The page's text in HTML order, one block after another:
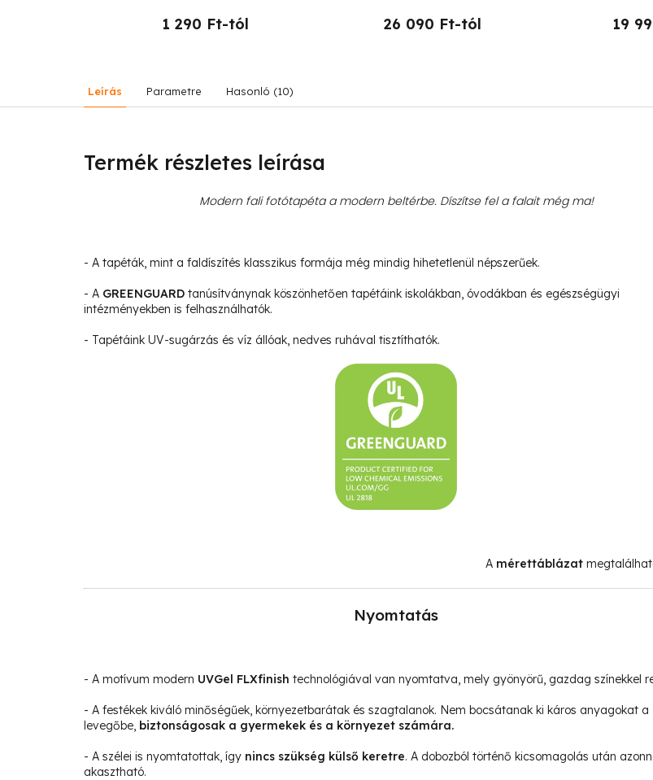
1 290 Ft-tól 26 090 Ft-tól 19
Leírás Parametre Hasonló (10)
Termék részletes leírása
Modern fali fotótapéta a modern beltérbe. Díszítse fel a falait még ma!
- A tapéták, mint a faldíszítés klasszikus formája még mindig hihetetlenül népszerűek.
- A GREENGUARD tanúsítványnak köszönhetően tapétáink iskolákban, óvodákban és egészségügyi
intézményekben is felhasználhatók.
- Tapétáink UV-sugárzás és víz állóak, nedves ruhával tisztíthatók.
A mérettáblázat
Nyomtatás
- A motívum modern UVGel FLXfinish technológiával van nyomtatva, mely gyönyörű, gazdag színekkel
- A festékek kiváló minőségűek, környezetbarátak és szagtalanok. Nem bocsátanak ki káros anyagokat a
levegőbe, biztonságosak a gyermekek és a környezet számára.
- A szélei is nyomtatottak, így nincs szükség külső keretre. A dobozból történő kicsomagolás után
akasztható.